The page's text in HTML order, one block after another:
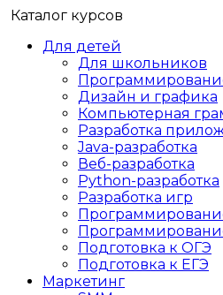
Каталог курсов
Для детей
Для школьников
Дизайн и графика
Компьютерная
Разработка
Java-разработка
Веб-разработка
Python-разработка
Разработка игр
Подготовка к ОГЭ
Подготовка к ЕГЭ
Маркетинг